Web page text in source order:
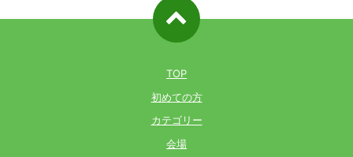
TOP
初めての方
カテゴリー
会場